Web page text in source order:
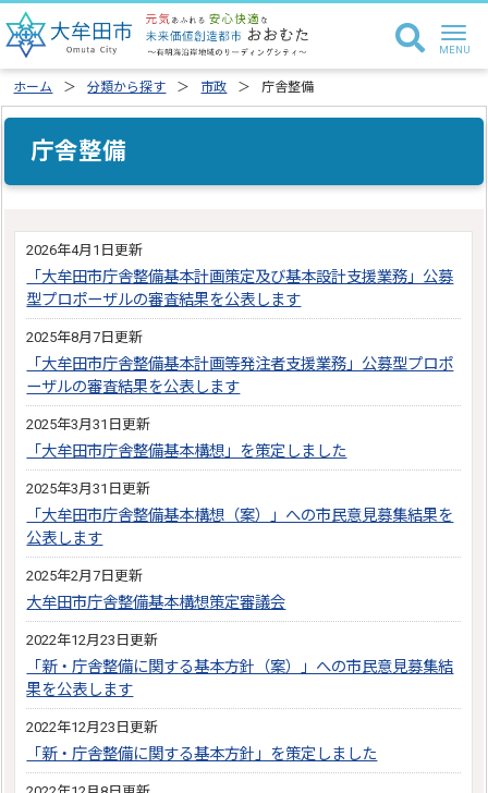
ホーム 分類から探す 市政 庁舎整備
庁舎整備
2026年4月1日更新
「大牟田市庁舎整備基本計画策定及び基本設計支援業務」公募
型プロポーザルの審査結果を公表します
2025年8月7日更新
「大牟田市庁舎整備基本計画等発注者支援業務」公募型プロポ
ーザルの審査結果を公表します
2025年3月31日更新
「大牟田市庁舎整備基本構想」を策定しました
2025年3月31日更新
「大牟田市庁舎整備基本構想（案）」への市民意見募集結果を
公表します
2025年2月7日更新
大牟田市庁舎整備基本構想策定審議会
2022年12月23日更新
「新・庁舎整備に関する基本方針（案）」への市民意見募集結
果を公表します
2022年12月23日更新
「新・庁舎整備に関する基本方針」を策定しました